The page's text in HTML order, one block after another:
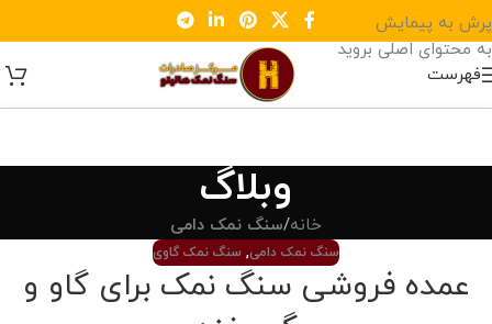
پرش به پیمایش
به محتوای اصلی بروید
فهرست
وبلاگ
خانه/سنگ نمک دامی
سنگ نمک دامی, سنگ نمک گاوی
عمده فروشی سنگ نمک برای گاو و